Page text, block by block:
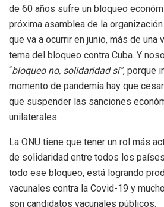
de 60 años sufre un bloqueo
próxima asamblea de la
que va a ocurrir en junio, más de una
tema del bloqueo contra Cuba. Y
“bloqueo no, solidaridad sí”, porque
momento de pandemia hay que
que suspender las sanciones
unilaterales.
La ONU tiene que tener un rol más
de solidaridad entre todos los
todo ese bloqueo, está logrando
vacunales contra la Covid-19 y
son candidatos vacunales públicos.